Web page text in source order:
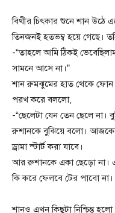
বিথীর চিৎকার শুনে শান
তিনজনই হতভম্ব হয়ে গেছে।
-“তাহলে আমি ঠিকই
সামনে আসে না।”
শান রুমঝুমের হাত থেকে ফোন
পরখ করে বললো,
-“ছেলেটা যেন তেন ছেলে না।
রুশানকে বুঝিয়ে বলো।
ড্রামা স্টার্ট করা যাবে।
আর রুশানকে একা ছেড়ো না।
কি করে ফেলবে টের পাবো
শানও এখন কিছুটা নিশ্চিন্ত